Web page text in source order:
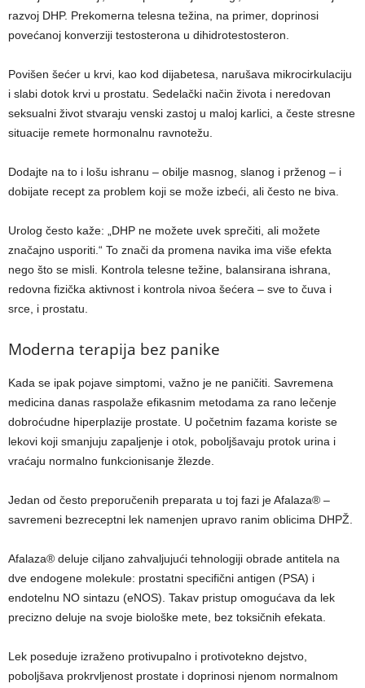
razvoj DHP. Prekomerna telesna težina, na primer, doprinosi
povećanoj konverziji testosterona u dihidrotestosteron.
Povišen šećer u krvi, kao kod dijabetesa, narušava mikrocirkulaciju
i slabi dotok krvi u prostatu. Sedelački način života i neredovan
seksualni život stvaraju venski zastoj u maloj karlici, a česte stresne
situacije remete hormonalnu ravnotežu.
Dodajte na to i lošu ishranu – obilje masnog, slanog i prženog – i
dobijate recept za problem koji se može izbeći, ali često ne biva.
Urolog često kaže: „DHP ne možete uvek sprečiti, ali možete
značajno usporiti.“ To znači da promena navika ima više efekta
nego što se misli. Kontrola telesne težine, balansirana ishrana,
redovna fizička aktivnost i kontrola nivoa šećera – sve to čuva i
srce, i prostatu.
Moderna terapija bez panike
Kada se ipak pojave simptomi, važno je ne paničiti. Savremena
medicina danas raspolaže efikasnim metodama za rano lečenje
dobroćudne hiperplazije prostate. U početnim fazama koriste se
lekovi koji smanjuju zapaljenje i otok, poboljšavaju protok urina i
vraćaju normalno funkcionisanje žlezde.
Jedan od često preporučenih preparata u toj fazi je Afalaza® –
savremeni bezreceptni lek namenjen upravo ranim oblicima DHPŽ.
Afalaza® deluje ciljano zahvaljujući tehnologiji obrade antitela na
dve endogene molekule: prostatni specifični antigen (PSA) i
endotelnu NO sintazu (eNOS). Takav pristup omogućava da lek
precizno deluje na svoje biološke mete, bez toksičnih efekata.
Lek poseduje izraženo protivupalno i protivotekno dejstvo,
poboljšava prokrvljenost prostate i doprinosi njenom normalnom